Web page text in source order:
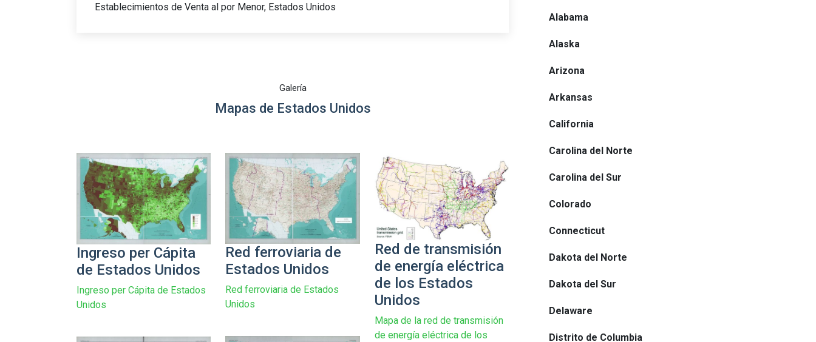
Establecimientos de Venta al por Menor, Estados Unidos
Galería
Mapas de Estados Unidos
Ingreso per Cápita
de Estados Unidos
Ingreso per Cápita de Estados
Unidos
Red ferroviaria de
Estados Unidos
Red ferroviaria de Estados
Unidos
Red de transmisión
de energía eléctrica
de los Estados
Unidos
Mapa de la red de transmisión
de energía eléctrica de los
Alabama
Alaska
Arizona
Arkansas
California
Carolina del Norte
Carolina del Sur
Colorado
Connecticut
Dakota del Norte
Dakota del Sur
Delaware
Distrito de Columbia